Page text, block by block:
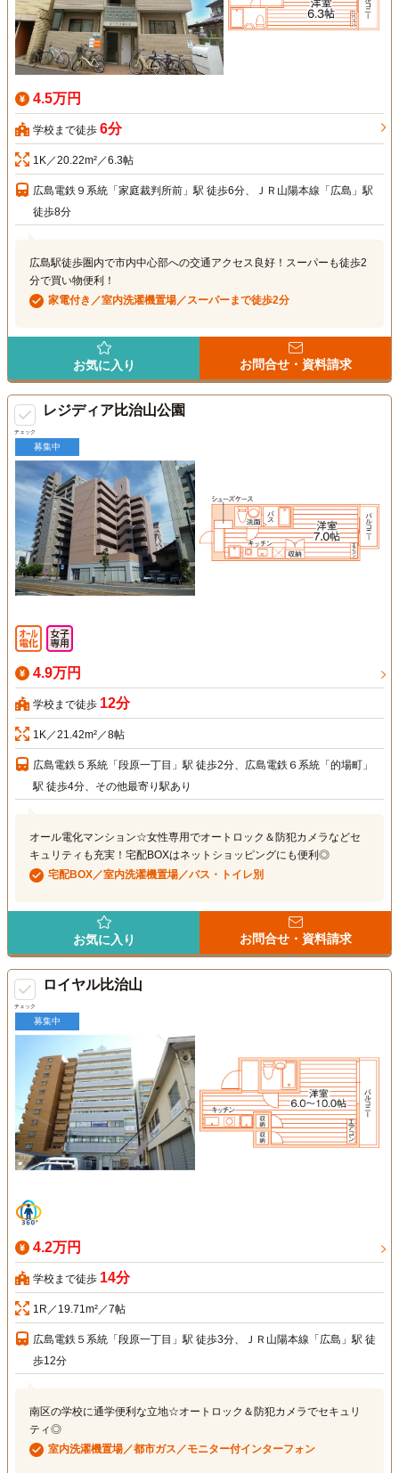
4.5万円
学校まで徒歩 6分
1K／20.22m²／6.3帖
広島電鉄９系統「家庭裁判所前」駅 徒歩6分、ＪＲ山陽本線「広島」駅
徒歩8分
広島駅徒歩圏内で市内中心部への交通アクセス良好！スーパーも徒歩2
分で買い物便利！
家電付き／室内洗濯機置場／スーパーまで徒歩2分
お気に入り お問合せ・資料請求
チェック
レジディア比治山公園
募集中
4.9万円
学校まで徒歩 12分
1K／21.42m²／8帖
広島電鉄５系統「段原一丁目」駅 徒歩2分、広島電鉄６系統「的場町」
駅 徒歩4分、その他最寄り駅あり
オール電化マンション☆女性専用でオートロック＆防犯カメラなどセ
キュリティも充実！宅配BOXはネットショッピングにも便利◎
宅配BOX／室内洗濯機置場／バス・トイレ別
お気に入り お問合せ・資料請求
チェック
ロイヤル比治山
募集中
4.2万円
学校まで徒歩 14分
1R／19.71m²／7帖
広島電鉄５系統「段原一丁目」駅 徒歩3分、ＪＲ山陽本線「広島」駅 徒
歩12分
南区の学校に通学便利な立地☆オートロック＆防犯カメラでセキュリ
ティ◎
室内洗濯機置場／都市ガス／モニター付インターフォン